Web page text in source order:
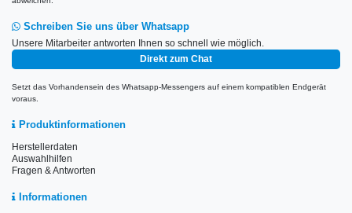
Schreiben Sie uns über Whatsapp
Unsere Mitarbeiter antworten Ihnen so schnell wie möglich.
Direkt zum Chat
Setzt das Vorhandensein des Whatsapp-Messengers auf einem kompatiblen Endgerät
voraus.
Produktinformationen
Herstellerdaten
Auswahlhilfen
Fragen & Antworten
Informationen